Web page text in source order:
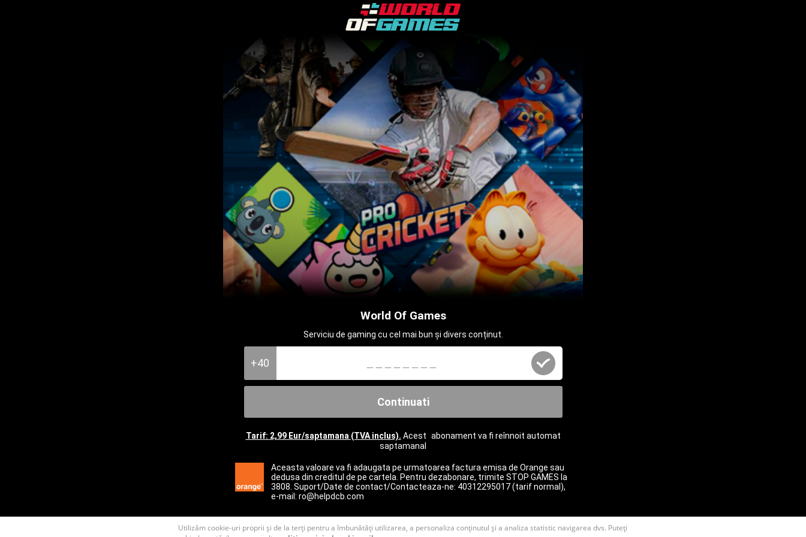
Utilizăm cookie-uri proprii și de la terți pentru a îmbunătăți utilizarea, a personaliza conținutul și a analiza statistic navigarea dvs. Puteți
World Of Games
Serviciu de gaming cu cel mai bun și divers conținut.
+40
Continuati
Tarif: 2,99 Eur/saptamana (TVA inclus). Acest abonament va fi reînnoit automat
saptamanal
Aceasta valoare va fi adaugata pe urmatoarea factura emisa de Orange sau
dedusa din creditul de pe cartela. Pentru dezabonare, trimite STOP GAMES la
3808. Suport/Date de contact/Contacteaza-ne: 40312295017(tarif normal),
e-mail: ro@helpdcb.com